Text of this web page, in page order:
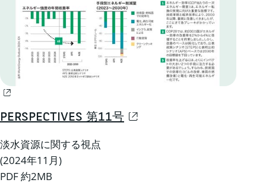
PERSPECTIVES 第11号
淡水資源に関する視点
(2024年11月)
PDF 約2MB